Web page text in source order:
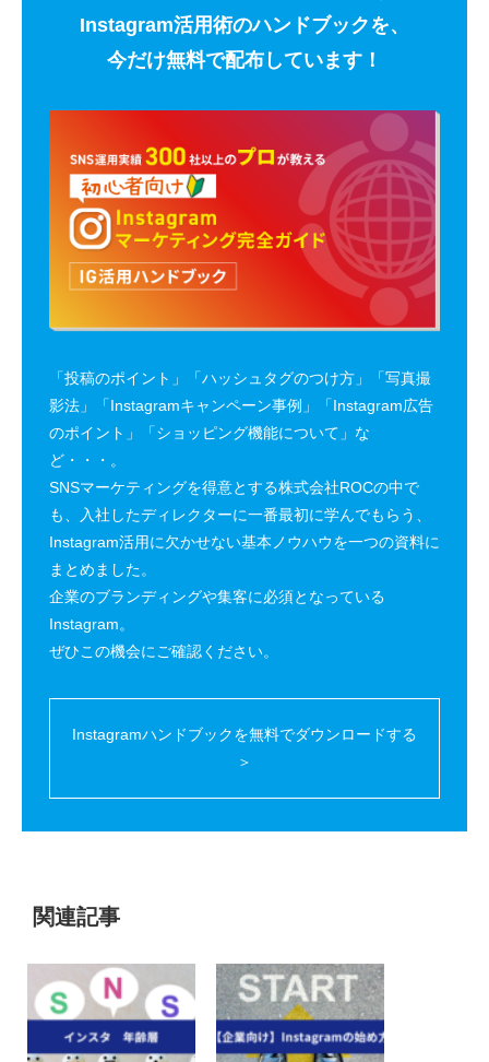
Instagram活用術のハンドブックを、
今だけ無料で配布しています！
「投稿のポイント」「ハッシュタグのつけ方」「写真撮
影法」「Instagramキャンペーン事例」「Instagram広告
のポイント」「ショッピング機能について」な
ど・・・。
SNSマーケティングを得意とする株式会社ROCの中で
も、入社したディレクターに一番最初に学んでもらう、
Instagram活用に欠かせない基本ノウハウを一つの資料に
まとめました。
企業のブランディングや集客に必須となっている
Instagram。
ぜひこの機会にご確認ください。
Instagramハンドブックを無料でダウンロードする
＞
関連記事